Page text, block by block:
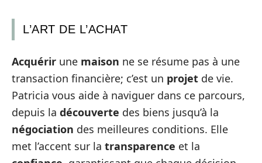
L’ART DE L’ACHAT
Acquérir une maison ne se résume pas à une
transaction financière; c’est un projet de vie.
Patricia vous aide à naviguer dans ce parcours,
depuis la découverte des biens jusqu’à la
négociation des meilleures conditions. Elle
met l’accent sur la transparence et la